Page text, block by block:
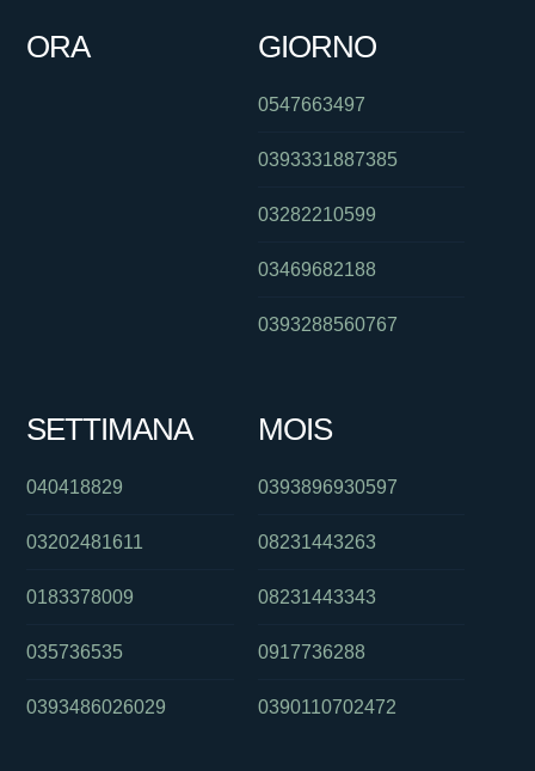
ORA GIORNO
0547663497
0393331887385
03282210599
03469682188
0393288560767
SETTIMANA
040418829
03202481611
0183378009
035736535
0393486026029
MOIS
0393896930597
08231443263
08231443343
0917736288
0390110702472